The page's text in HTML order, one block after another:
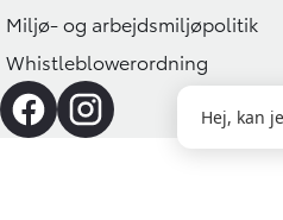
Miljø- og arbejdsmiljøpolitik
Whistleblowerordning